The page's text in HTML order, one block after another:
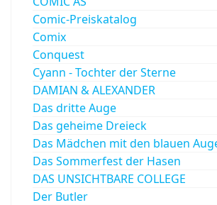
Comic-Preiskatalog
Comix
Conquest
Cyann - Tochter der Sterne
DAMIAN & ALEXANDER
Das dritte Auge
Das geheime Dreieck
Das Mädchen mit den blauen
Das Sommerfest der Hasen
DAS UNSICHTBARE COLLEGE
Der Butler